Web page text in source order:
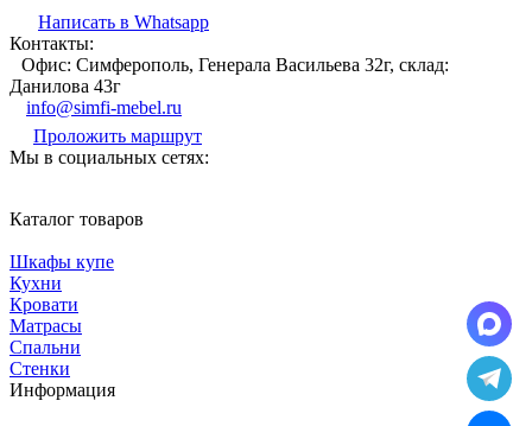
Написать в Whatsapp
Контакты:
Офис: Симферополь, Генерала Васильева 32г, склад:
Данилова 43г
info@simfi-mebel.ru
Проложить маршрут
Мы в социальных сетях:
Каталог товаров
Шкафы купе
Кухни
Кровати
Матрасы
Cпальни
Стенки
Информация